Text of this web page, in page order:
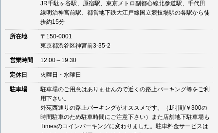
JR千駄ヶ谷駅、原宿駅、東京メトロ副都心線北参道駅、千代田
線明治神宮前駅、都営地下鉄大江戸線国立競技場駅の各駅から徒
歩約15分
所在地
〒150-0001
東京都渋谷区神宮前3-35-2
営業時間 12:00～19:30
定休日 火曜日・水曜日
駐車場
駐車場のご用意はありませんので近くの路上パーキング等をご利
用下さい。
外苑西通りの路上パーキングがオススメです。（1時間/￥300の
時間駐車のため駐車時間にご注意下さい）また店舗地下駐車場も
Timesのコインパーキングに変わりました。駐車料金サービスは